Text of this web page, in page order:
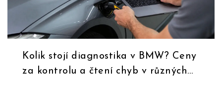
Kolik stojí diagnostika v BMW? Ceny
za kontrolu a čtení chyb v různých